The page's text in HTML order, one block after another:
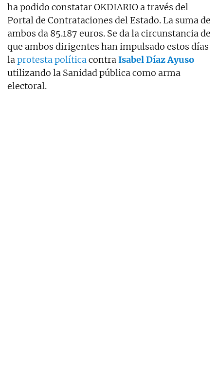
ha podido constatar OKDIARIO a través del
Portal de Contrataciones del Estado. La suma de
ambos da 85.187 euros. Se da la circunstancia de
que ambos dirigentes han impulsado estos días
laprotesta políticacontraIsabel Díaz Ayuso
utilizando la Sanidad pública como arma
electoral.